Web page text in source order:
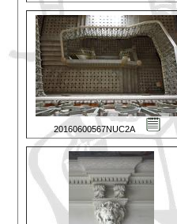
20160600567NUC2A